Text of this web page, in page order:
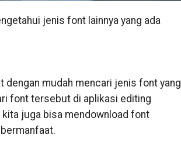
jenis font lainnya yang ada
dengan mudah mencari jenis font yang
font tersebut di aplikasi editing
juga bisa mendownload font